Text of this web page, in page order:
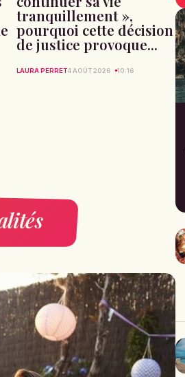
tranquillement »,
pourquoi cette décision
de justice provoque...
LAURA PERRET4 AOÛT 2026 10:16